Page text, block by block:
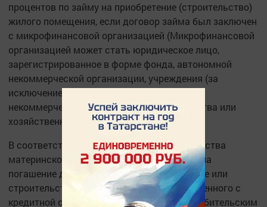
процентов по займу на приобретение (строительство)
жилого помещения, если договор займа был заключен
с микрофинансовой организацией (Микрофинансовой
организацией может стать юридическое лицо,
зарегистрированное в форме фонда, автономной
некоммерческой организации, учреждения (за
исключением бюджетного учреждения),
некоммерческого партнерства, товарищества или
хозяйственного общества.)
В соответствии с законодательством, средства
материнского капитала можно направить на
погашение договора займа на приобретение или
строительство жилого помещения, заключенного с
кредитной организацией, кредитным потребительским